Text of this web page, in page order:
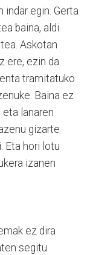
indar egin. Gerta
baina, aldi
Askotan
ere, ezin da
tramitatuko
Baina ez
lanaren
gizarte
Eta hori lotu
izanen
ez dira
segitu